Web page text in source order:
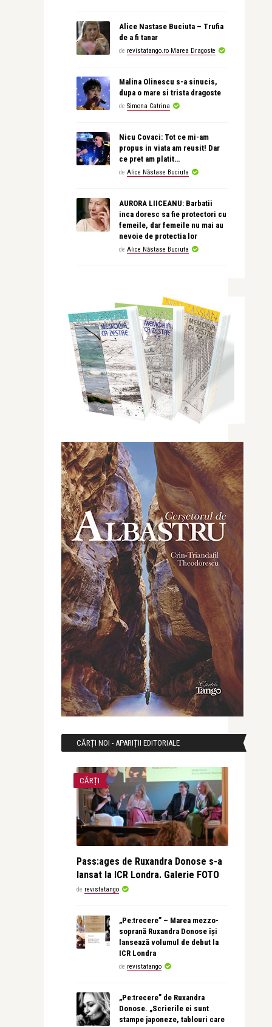
Alice Nastase Buciuta – Trufia
de a fi tanar
de revistatango.ro Marea Dragoste
Malina Olinescu s-a sinucis,
dupa o mare si trista dragoste
de Simona Catrina
Nicu Covaci: Tot ce mi-am
propus in viata am reusit! Dar
ce pret am platit…
de Alice Năstase Buciuta
AURORA LIICEANU: Barbatii
inca doresc sa fie protectori cu
femeile, dar femeile nu mai au
nevoie de protectia lor
de Alice Năstase Buciuta
CĂRȚI NOI - APARIȚII EDITORIALE
CĂRȚI
Pass:ages de Ruxandra Donose s-a
lansat la ICR Londra. Galerie FOTO
de revistatango
„Pe:trecere” – Marea mezzo-
soprană Ruxandra Donose își
lansează volumul de debut la
ICR Londra
de revistatango
„Pe:trecere” de Ruxandra
Donose. „Scrierile ei sunt
stampe japoneze, tablouri care